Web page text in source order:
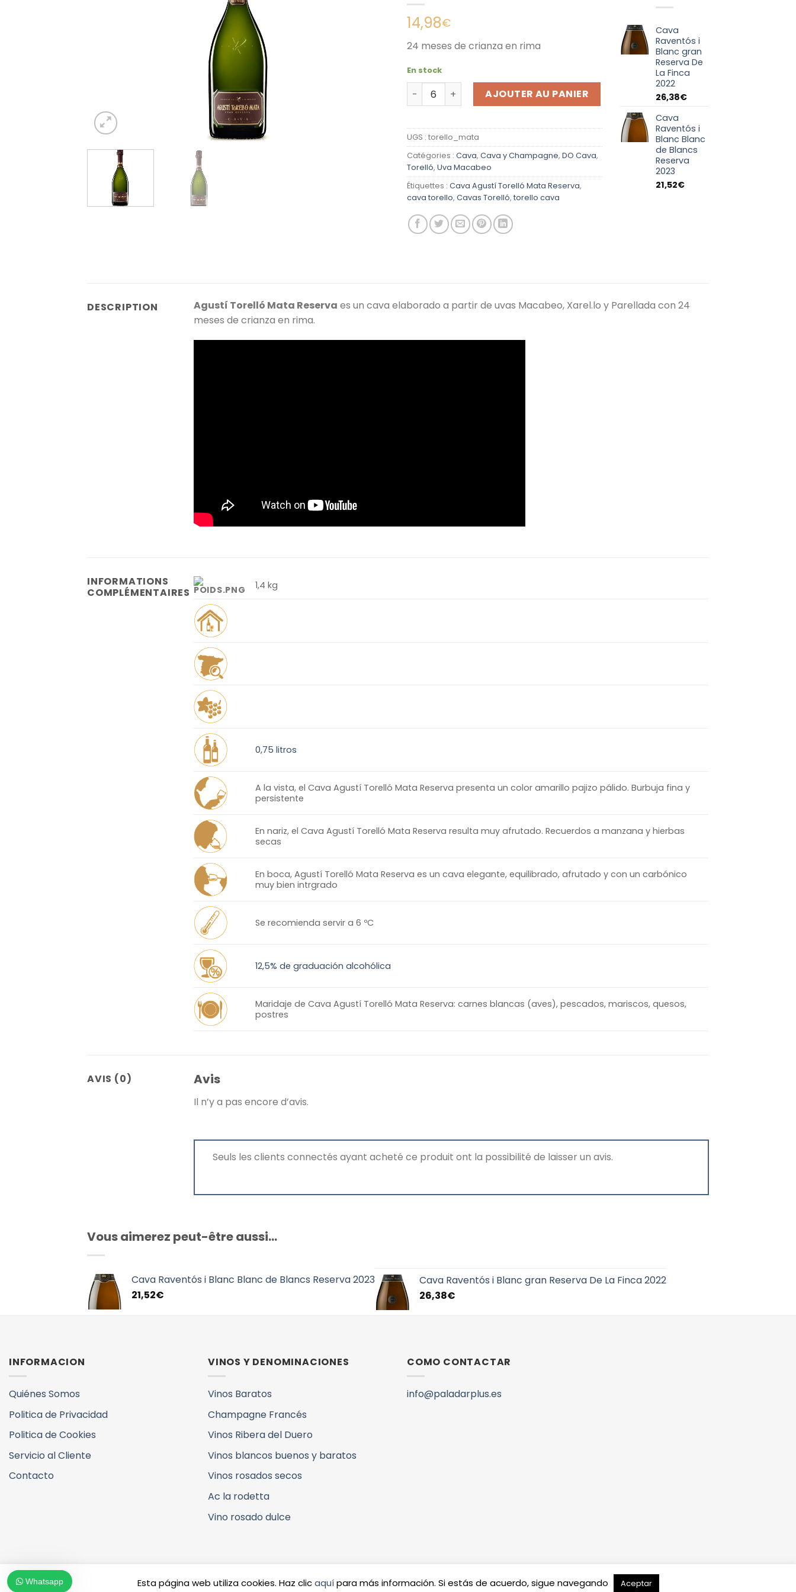
14,98€
24 meses de crianza en rima
En stock
quantité de Cava Agustí Torelló Brut Reserva
AJOUTER AU PANIER
UGS : torello_mata
Catégories : Cava, Cava y Champagne, DO Cava,
Torelló, Uva Macabeo
Étiquettes : Cava Agustí Torelló Mata Reserva,
cava torello, Cavas Torelló, torello cava
Cava
Raventós i
Blanc gran
Reserva De
La Finca
2022
26,38€
Cava
Raventós i
Blanc Blanc
de Blancs
Reserva
2023
21,52€
DESCRIPTION Agustí Torelló Mata Reserva es un cava elaborado a partir de uvas Macabeo, Xarel.lo y Parellada con 24
meses de crianza en rima.
INFORMATIONS
COMPLÉMENTAIRES
1,4 kg
0,75 litros
A la vista, el Cava Agustí Torelló Mata Reserva presenta un color amarillo pajizo pálido. Burbuja fina y
persistente
En nariz, el Cava Agustí Torelló Mata Reserva resulta muy afrutado. Recuerdos a manzana y hierbas
secas
En boca, Agustí Torelló Mata Reserva es un cava elegante, equilibrado, afrutado y con un carbónico
muy bien intrgrado
Se recomienda servir a 6 ºC
12,5% de graduación alcohólica
Maridaje de Cava Agustí Torelló Mata Reserva: carnes blancas (aves), pescados, mariscos, quesos,
postres
AVIS (0) Avis
Il n’y a pas encore d’avis.
Seuls les clients connectés ayant acheté ce produit ont la possibilité de laisser un avis.
Vous aimerez peut-être aussi…
Cava Raventós i Blanc Blanc de Blancs Reserva 2023
21,52€
Cava Raventós i Blanc gran Reserva De La Finca 2022
26,38€
INFORMACION
Quiénes Somos
Politica de Privacidad
Politica de Cookies
Servicio al Cliente
Contacto
VINOS Y DENOMINACIONES
Vinos Baratos
Champagne Francés
Vinos Ribera del Duero
Vinos blancos buenos y baratos
Vinos rosados secos
Ac la rodetta
Vino rosado dulce
COMO CONTACTAR
info@paladarplus.es
QUIENES SOMOS VINOS Y DENOMINACIONES
Esta página web utiliza cookies. Haz clicaquípara más información. Si estás de acuerdo, sigue navegando Aceptar
Whatsapp